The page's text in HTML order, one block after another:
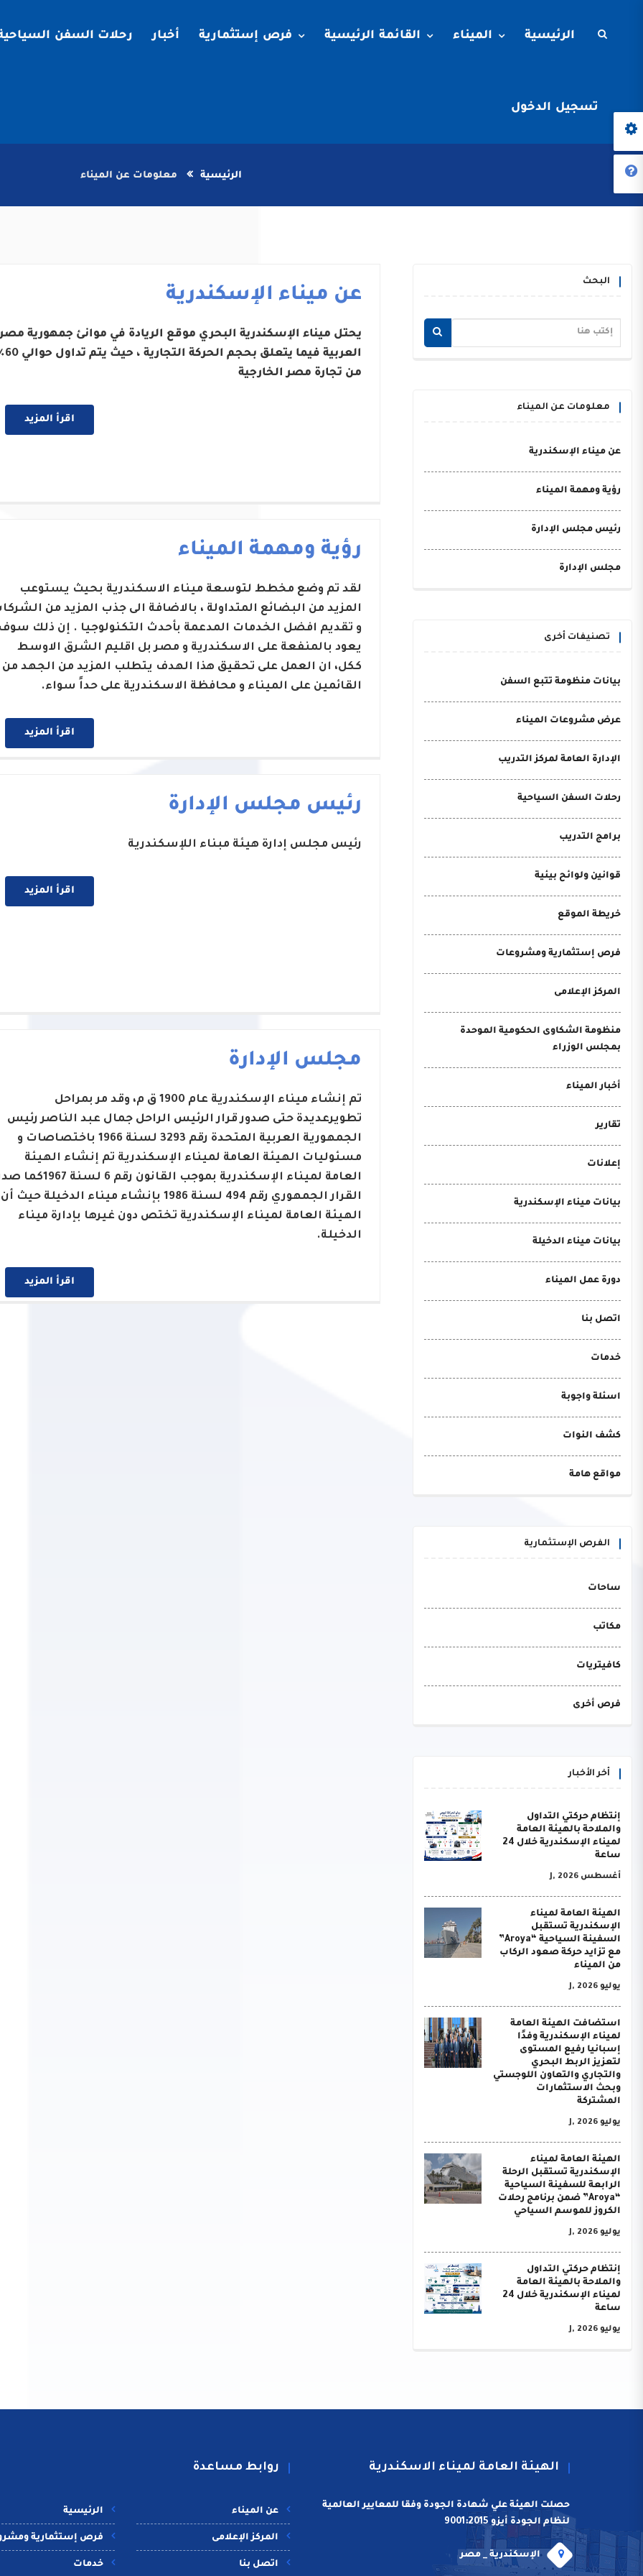
الرئيسية الميناء القائمة الرئيسية فرص إستثمارية أخبار رحلات السفن
تسجيل الدخول
الرئيسية معلومات عن الميناء
البحث
معلومات عن الميناء
عن ميناء الإسكندرية
رؤية ومهمة الميناء
رئيس مجلس الإدارة
مجلس الإدارة
تصنيفات أخرى
بيانات منظومة تتبع السفن
عرض مشروعات الميناء
الإدارة العامة لمركز التدريب
رحلات السفن السياحية
برامج التدريب
قوانين ولوائح بيئية
خريطة الموقع
فرص إستثمارية ومشروعات
المركز الإعلامى
منظومة الشكاوى الحكومية الموحدة
بمجلس الوزراء
أخبار الميناء
تقارير
إعلانات
بيانات ميناء الإسكندرية
بيانات ميناء الدخيلة
دورة عمل الميناء
اتصل بنا
خدمات
اسئلة واجوبة
كشف النوات
مواقع هامة
الفرص الإستثمارية
ساحات
مكاتب
كافيتريات
فرص أخرى
أخر الأخبار
إنتظام حركتي التداول
والملاحة بالهيئة العامة
لميناء الإسكندرية خلال 24
ساعة
أغسطس J, 2026
الهيئة العامة لميناء
الإسكندرية تستقبل
السفينة السياحية “Aroya”
مع تزايد حركة صعود الركاب
من الميناء
يوليو J, 2026
استضافت الهيئة العامة
لميناء الإسكندرية وفدًا
إسبانيا رفيع المستوى
لتعزيز الربط البحري
والتجاري والتعاون اللوجستي
وبحث الاستثمارات
المشتركة
يوليو J, 2026
الهيئة العامة لميناء
الإسكندرية تستقبل الرحلة
الرابعة للسفينة السياحية
“Aroya” ضمن برنامج رحلات
الكروز للموسم السياحي
يوليو J, 2026
إنتظام حركتي التداول
والملاحة بالهيئة العامة
لميناء الإسكندرية خلال 24
ساعة
يوليو J, 2026
عن ميناء الإسكندرية
يحتل ميناء الإسكندرية البحري موقع الريادة في موانئ جمهورية مصر
العربية فيما يتعلق
من تجارة مصر الخارجية
اقرأ المزيد
رؤية ومهمة الميناء
لقد تم وضع مخطط لتوسعة ميناء الاسكندرية بحيث يستوعب
المزيد من البضائع المتداولة ، بالاضافة الى جذب المزيد من
و تقديم افضل الخدمات المدعمة بأحدث التكنولوجيا . إن ذلك
يعود بالمنفعة على الاسكندرية و مصر بل اقليم الشرق الاوسط
ككل، ان العمل على تحقيق هذا الهدف يتطلب المزيد من الجهد من
القائمين على الميناء و محافظة الاسكندرية على حداً سواء.
اقرأ المزيد
رئيس مجلس الإدارة
رئيس مجلس إدارة هيئة مبناء اللإسكندرية
اقرأ المزيد
مجلس الإدارة
تم إنشاء ميناء الإسكندرية عام 1900 ق م، وقد مر بمراحل
تطويرعديدة حتى صدور قرار الرئيس الراحل جمال عبد الناصر رئيس
الجمهورية العربية المتحدة رقم 3293 لسنة 1966 باختصاصات و
مسئوليات الهيئة العامة لميناء الإسكندرية تم إنشاء الهيئة
العامة لميناء الإسكندرية بموجب القانون رقم 6 لسنة
القرار الجمهوري رقم 494 لسنة 1986 بإنشاء ميناء الدخيلة حيث أن
الهيئة العامة لميناء الإسكندرية تختص دون غيرها بإدارة ميناء
الدخيلة.
اقرأ المزيد
الهيئة العامة لميناء الاسكندرية
حصلت الهيئة علي شهادة الجودة وفقا للمعايير العالمية
لنظام الجودة أيزو 9001:2015
الإسكندرية _ مصر
روابط مساعدة
الرئيسية
فرص إستثمارية
خدمات
عن الميناء
المركز الإعلامى
اتصل بنا